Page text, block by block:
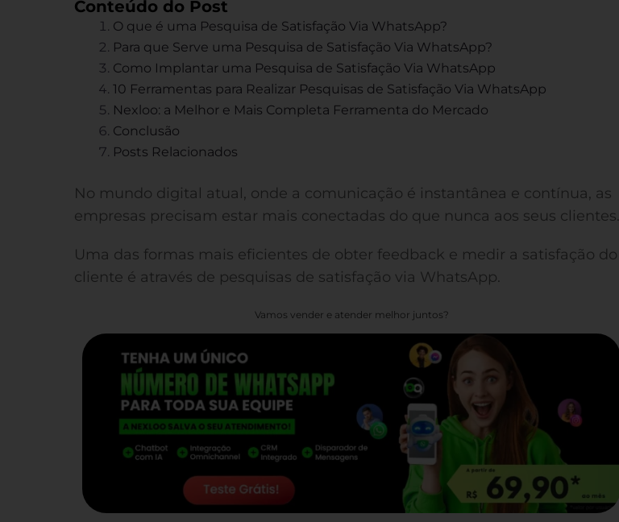
Conteúdo do Post
O que é uma Pesquisa de Satisfação Via WhatsApp?
Para que Serve uma Pesquisa de Satisfação Via WhatsApp?
Como Implantar uma Pesquisa de Satisfação Via WhatsApp
10 Ferramentas para Realizar Pesquisas de Satisfação Via WhatsApp
Nexloo: a Melhor e Mais Completa Ferramenta do Mercado
Conclusão
Posts Relacionados
No mundo digital atual, onde a comunicação é instantânea e contínua, as
empresas precisam estar mais conectadas do que nunca aos seus clientes.
Uma das formas mais eficientes de obter feedback e medir a satisfação do
cliente é através de pesquisas de satisfação via WhatsApp.
Vamos vender e atender melhor juntos?